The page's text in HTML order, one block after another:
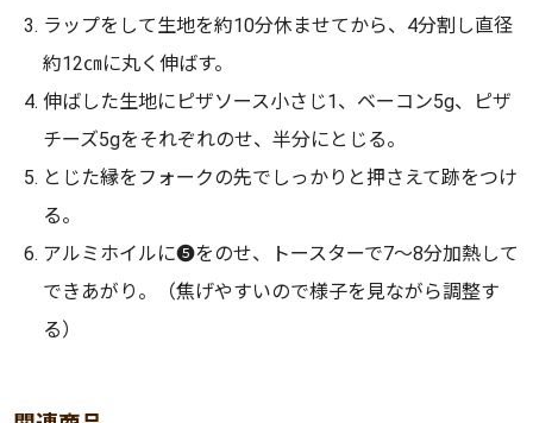
ラップをして生地を約10分休ませてから、4分割し直径
約12㎝に丸く伸ばす。
伸ばした生地にピザソース小さじ1、ベーコン5g、ピザ
チーズ5gをそれぞれのせ、半分にとじる。
とじた縁をフォークの先でしっかりと押さえて跡をつけ
る。
アルミホイルに❺をのせ、トースターで7～8分加熱して
できあがり。（焦げやすいので様子を見ながら調整す
る）